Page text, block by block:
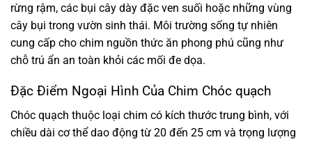
rừng rậm, các bụi cây dày đặc ven suối hoặc những vùng
cây bụi trong vườn sinh thái. Môi trường sống tự nhiên
cung cấp cho chim nguồn thức ăn phong phú cũng như
chỗ trú ẩn an toàn khỏi các mối đe dọa.
Đặc Điểm Ngoại Hình Của Chim Chóc quạch
Chóc quạch thuộc loại chim có kích thước trung bình, với
chiều dài cơ thể dao động từ 20 đến 25 cm và trọng lượng